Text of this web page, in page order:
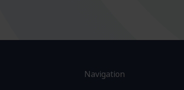
Navigation